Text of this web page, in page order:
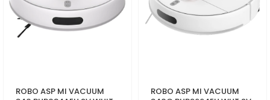
ROBO ASP MI VACUUM
ROBO ASP MI VACUUM